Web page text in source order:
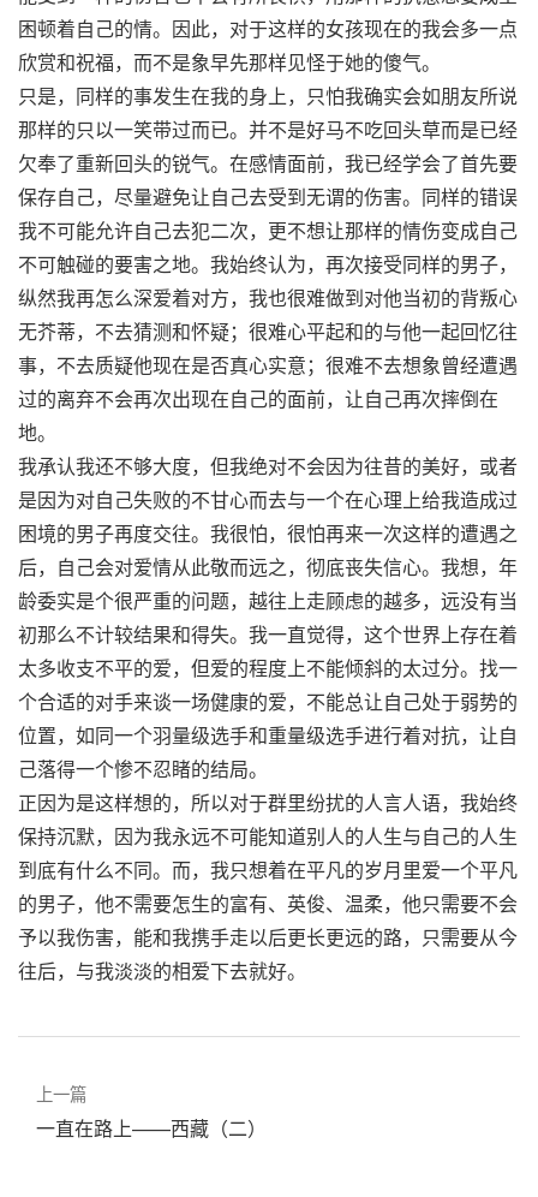
困顿着自己的情。因此，对于这样的女孩现在的我会多一点
欣赏和祝福，而不是象早先那样见怪于她的傻气。
只是，同样的事发生在我的身上，只怕我确实会如朋友所说
那样的只以一笑带过而已。并不是好马不吃回头草而是已经
欠奉了重新回头的锐气。在感情面前，我已经学会了首先要
保存自己，尽量避免让自己去受到无谓的伤害。同样的错误
我不可能允许自己去犯二次，更不想让那样的情伤变成自己
不可触碰的要害之地。我始终认为，再次接受同样的男子，
纵然我再怎么深爱着对方，我也很难做到对他当初的背叛心
无芥蒂，不去猜测和怀疑；很难心平起和的与他一起回忆往
事，不去质疑他现在是否真心实意；很难不去想象曾经遭遇
过的离弃不会再次出现在自己的面前，让自己再次摔倒在
地。
我承认我还不够大度，但我绝对不会因为往昔的美好，或者
是因为对自己失败的不甘心而去与一个在心理上给我造成过
困境的男子再度交往。我很怕，很怕再来一次这样的遭遇之
后，自己会对爱情从此敬而远之，彻底丧失信心。我想，年
龄委实是个很严重的问题，越往上走顾虑的越多，远没有当
初那么不计较结果和得失。我一直觉得，这个世界上存在着
太多收支不平的爱，但爱的程度上不能倾斜的太过分。找一
个合适的对手来谈一场健康的爱，不能总让自己处于弱势的
位置，如同一个羽量级选手和重量级选手进行着对抗，让自
己落得一个惨不忍睹的结局。
正因为是这样想的，所以对于群里纷扰的人言人语，我始终
保持沉默，因为我永远不可能知道别人的人生与自己的人生
到底有什么不同。而，我只想着在平凡的岁月里爱一个平凡
的男子，他不需要怎生的富有、英俊、温柔，他只需要不会
予以我伤害，能和我携手走以后更长更远的路，只需要从今
往后，与我淡淡的相爱下去就好。
上一篇
一直在路上——西藏（二）